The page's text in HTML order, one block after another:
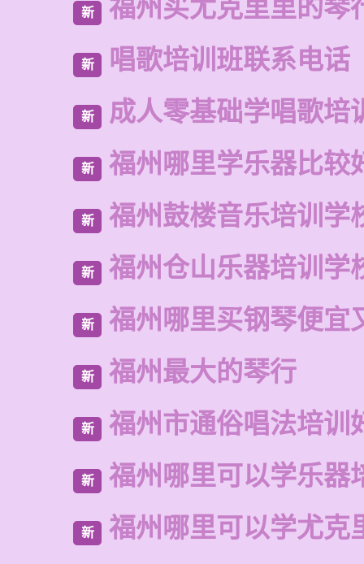
新 福州买尤克里里的琴
新 唱歌培训班联系电话
新 成人零基础学唱歌培
新 福州哪里学乐器比较
新 福州鼓楼音乐培训学
新 福州仓山乐器培训学
新 福州哪里买钢琴便宜
新 福州最大的琴行
新 福州市通俗唱法培训
新 福州哪里可以学乐器
新 福州哪里可以学尤克